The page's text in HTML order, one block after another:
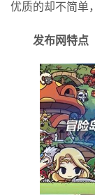
优质的却不简单
发布网特点